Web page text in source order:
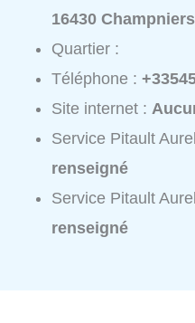
16430 Champniers
Quartier :
Téléphone :
Site internet :
Service Pitault
renseigné
Service Pitault
renseigné